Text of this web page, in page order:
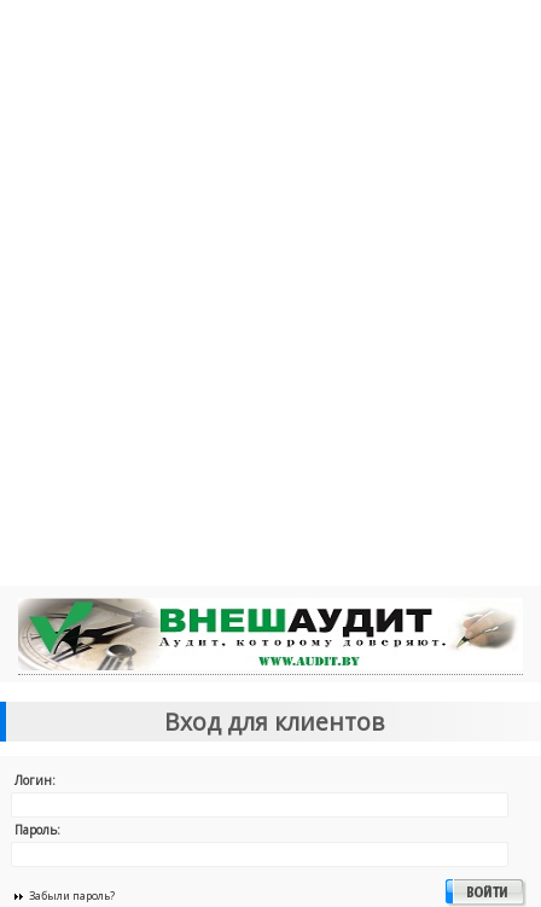
Вход для клиентов
Логин:
Пароль:
Забыли пароль?